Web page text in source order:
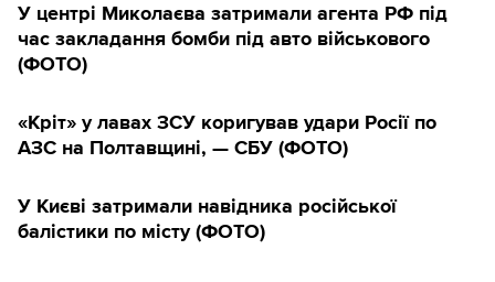
У центрі Миколаєва затримали агента РФ під
час закладання бомби під авто військового
(ФОТО)
«Кріт» у лавах ЗСУ коригував удари Росії по
АЗС на Полтавщині, — СБУ (ФОТО)
У Києві затримали навідника російської
балістики по місту (ФОТО)